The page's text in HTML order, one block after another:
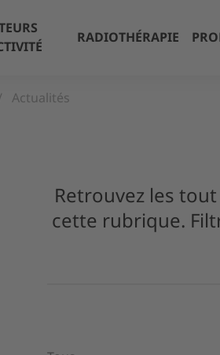
RADIOTHÉRAPIE
Actualités
Retrouvez les
cette rubrique.